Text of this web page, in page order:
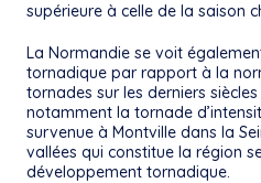
supérieure à celle de la saison
La Normandie se voit
tornadique par rapport à la
tornades sur les derniers
notamment la tornade
survenue à Montville dans la
vallées qui constitue la région
développement tornadique.